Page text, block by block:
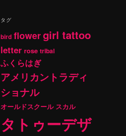
タグ
bird flowergirl tattoo
letter rose tribal
ふくらはぎ
アメリカントラディ
ショナル
オールドスクール スカル
タトゥーデザ